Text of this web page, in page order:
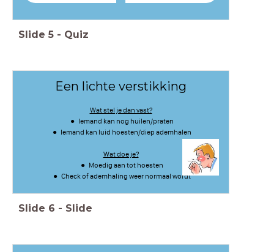
Slide 5 - Quiz
Een lichte verstikking
Wat stel je dan vast?
Iemand kan nog huilen/praten
Iemand kan luid hoesten/diep ademhalen
Wat doe je?
Moedig aan tot hoesten
Check of ademhaling weer normaal wordt
Slide 6 - Slide